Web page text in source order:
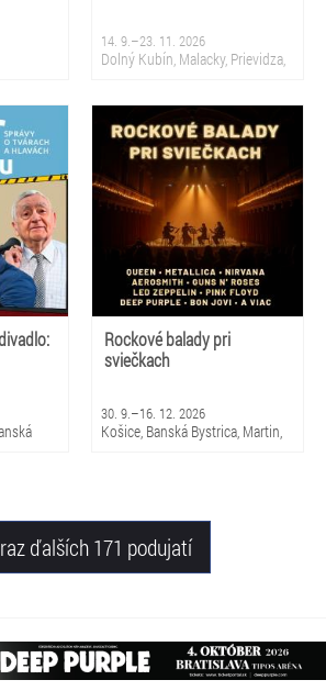
14. 9.–23. 11. 2026
Dolný Kubín, Malacky, Prievidza,
Dubnica, Partizánske, Topoľčany,
Bratislava
Rockové balady pri
sviečkach
30. 9.–16. 12. 2026
Košice, Banská Bystrica, Martin,
Žilina
ďalších 171 podujatí